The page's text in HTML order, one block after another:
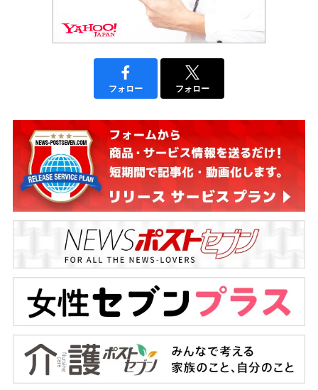
フォロー フォロー